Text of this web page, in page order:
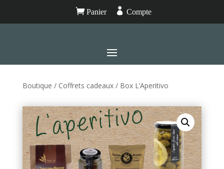
Panier  Compte
Boutique / Coffrets cadeaux/ Box L’Aperitivo